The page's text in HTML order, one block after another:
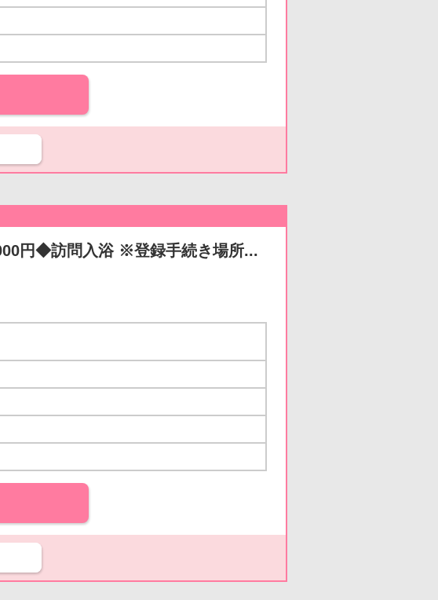
円◆訪問入浴 ※登録手続き場所...